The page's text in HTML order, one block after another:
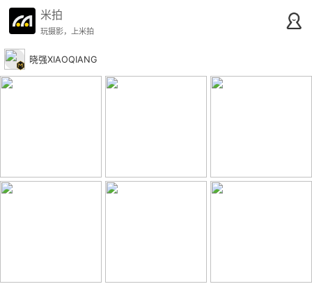
米拍
玩摄影，上米拍
晓强XIAOQIANG